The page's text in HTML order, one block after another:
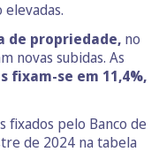
de propriedade, no
novas subidas. As
fixam-se em 11,4%,
fixados pelo Banco de
de 2024 na tabela